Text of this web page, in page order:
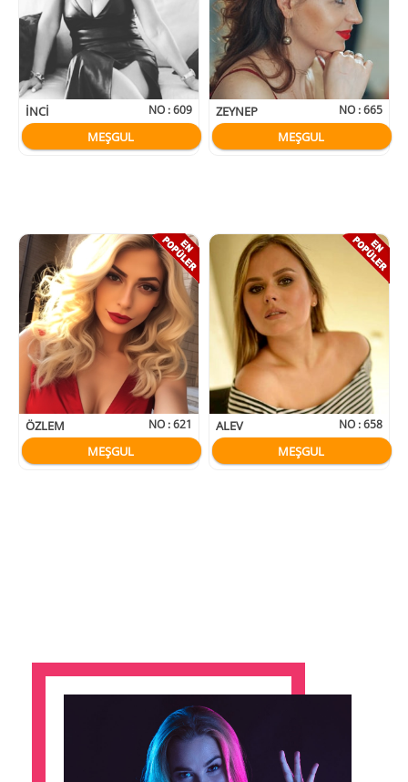
INCI NO :609
MEŞGUL
ZEYNEP NO :665
MEŞGUL
ÖZLEM NO :621
MEŞGUL
ALEV NO :658
MEŞGUL